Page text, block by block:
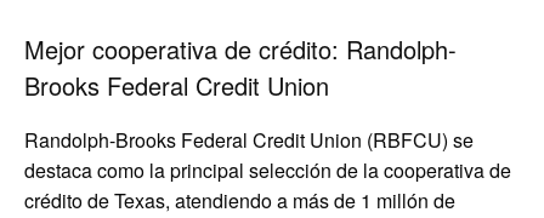
Mejor cooperativa de crédito: Randolph-
Brooks Federal Credit Union
Randolph-Brooks Federal Credit Union (RBFCU) se
destaca como la principal selección de la cooperativa de
crédito de Texas, atendiendo a más de 1 millón de